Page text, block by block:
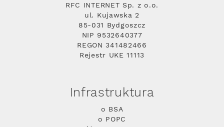
RFC INTERNET Sp. z o.o.
ul. Kujawska 2
85-031 Bydgoszcz
NIP 9532640377
REGON 341482466
Rejestr UKE 11113
Infrastruktura
o BSA
o POPC